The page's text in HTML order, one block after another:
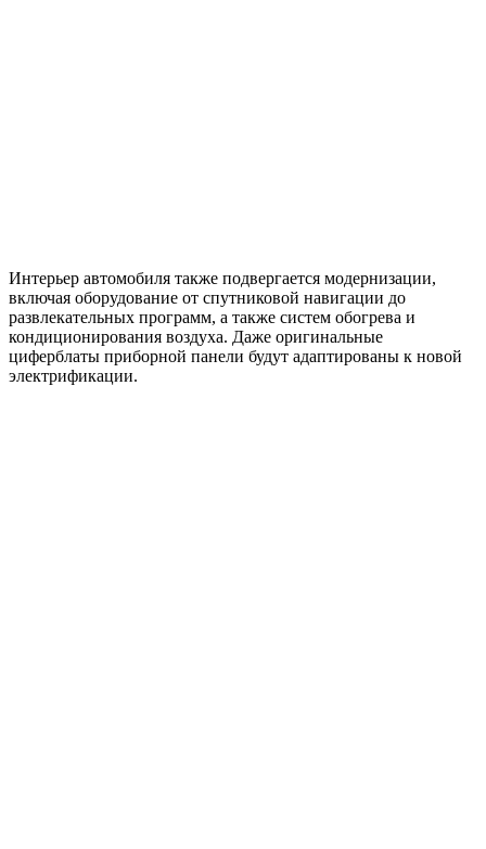
Интерьер автомобиля также подвергается модернизации,
включая оборудование от спутниковой навигации до
развлекательных программ, а также систем обогрева и
кондиционирования воздуха. Даже оригинальные
циферблаты приборной панели будут адаптированы к новой
электрификации.